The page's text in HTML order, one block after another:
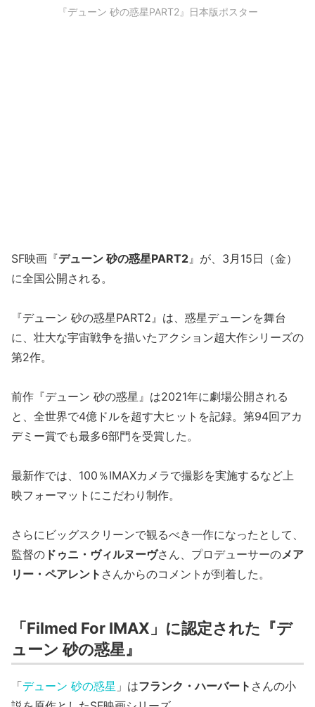
『デューン 砂の惑星PART2』日本版ポスター
SF映画『デューン 砂の惑星PART2 』が、3月15日（金）
に全国公開される。
『デューン 砂の惑星PART2』は、惑星デューンを舞台
に、壮大な宇宙戦争を描いたアクション超大作シリーズの
第2作。
前作『デューン 砂の惑星』は2021年に劇場公開される
と、全世界で4億ドルを超す大ヒットを記録。第94回アカ
デミー賞でも最多6部門を受賞した。
最新作では、100％IMAXカメラで撮影を実施するなど上
映フォーマットにこだわり制作。
さらにビッグスクリーンで観るべき一作になったとして、
監督の ドゥニ・ヴィルヌーヴさん、プロデューサーのメア
リー・ペアレント さんからのコメントが到着した。
「Filmed For IMAX」に認定された『デ
ューン 砂の惑星』
「デューン 砂の惑星 」はフランク・ハーバート さんの小